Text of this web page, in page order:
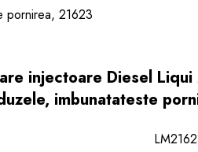
pornirea, 21623
injectoare Diesel
imbunatateste